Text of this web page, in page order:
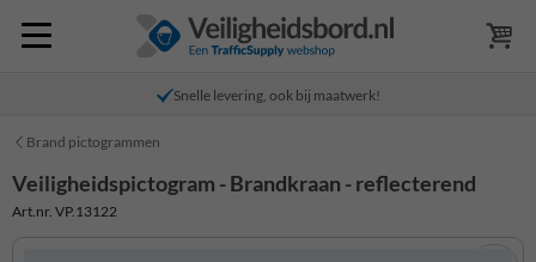
Snelle levering, ook bij maatwerk!
Brand pictogrammen
Veiligheidspictogram - Brandkraan - reflecterend
Art.nr. VP.13122